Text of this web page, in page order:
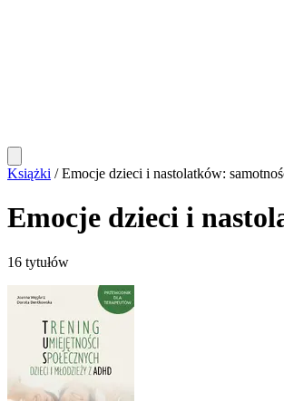
Książki / Emocje dzieci i nastolatków:
Emocje dzieci i
16 tytułów